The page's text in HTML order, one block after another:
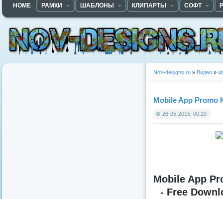
HOME РАМКИ ШАБЛОНЫ КЛИПАРТЫ СОФТ
Nov-designs.ru » Видео »
Mobile App Promo
26-05-2015, 00:20
Mobile App
- Free